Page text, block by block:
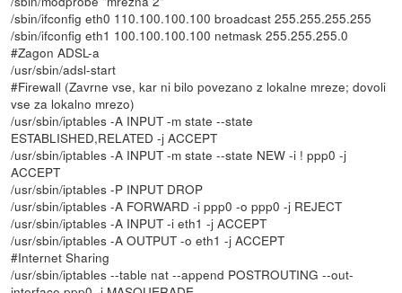
/sbin/ifconfig eth0 110.100.100.100 broadcast 255.255.255.255
/sbin/ifconfig eth1 100.100.100.100 netmask 255.255.255.0
#Zagon ADSL-a
/usr/sbin/adsl-start
#Firewall (Zavrne vse, kar ni bilo povezano z lokalne mreze; dovoli
vse za lokalno mrezo)
/usr/sbin/iptables -A INPUT -m state --state
ESTABLISHED,RELATED -j ACCEPT
/usr/sbin/iptables -A INPUT -m state --state NEW -i ! ppp0 -j
ACCEPT
/usr/sbin/iptables -P INPUT DROP
/usr/sbin/iptables -A FORWARD -i ppp0 -o ppp0 -j REJECT
/usr/sbin/iptables -A INPUT -i eth1 -j ACCEPT
/usr/sbin/iptables -A OUTPUT -o eth1 -j ACCEPT
#Internet Sharing
/usr/sbin/iptables --table nat --append POSTROUTING --out-